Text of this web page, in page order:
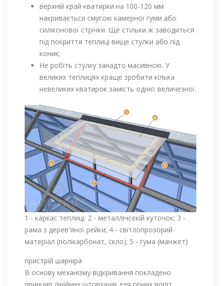
верхній край кватирки на 100-120 мм
накривається смугою камерної гуми або
силіконової стрічки. Ще стільки ж заводиться
під покриття теплиці вище стулки або під
коник;
Не робіть стулку занадто масивною. У
великих теплицях краще зробити кілька
невеликих кватирок замість однієї величезної.
1 - каркас теплиці; 2 - металлічсекій куточок; 3 -
рама з дерев'яної рейки; 4 - світлопрозорий
матеріал (полікарбонат, скло); 5 - гума (манжет)
пристрій шарніра
В основу механізму відкривання покладено